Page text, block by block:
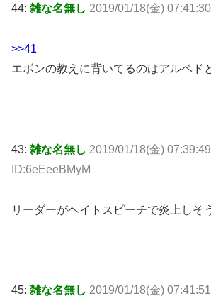
44: 雑な名無し 2019/01/18(金)
>>41
エボンの教えに背いてるのはアルベド
43: 雑な名無し 2019/01/18(金)
ID:6eEeeBMyM
リーダーがヘイトスピーチで炎上しそ
45: 雑な名無し 2019/01/18(金)